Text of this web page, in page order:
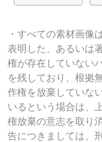
・すべての素材画像
表明した、あるいは
権が存在していない
を残しており、根拠
作権を放棄していな
いるという場合は、
権放棄の意志を取り
告につきましては、